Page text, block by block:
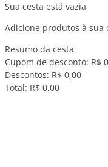
Sua cesta está vazia
Adicione produtos à sua
Resumo da cesta
Cupom de desconto: R$
Descontos: R$ 0,00
Total: R$ 0,00